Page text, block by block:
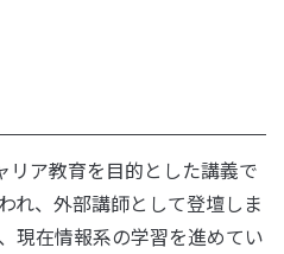
リア教育を目的とした講義で
れ、外部講師として登壇しま
現在情報系の学習を進めてい